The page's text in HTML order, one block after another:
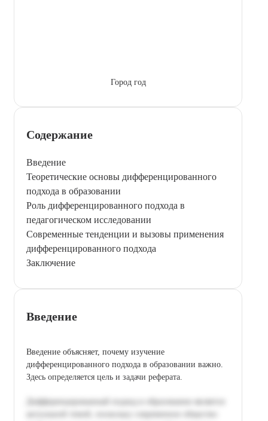
Город год
Содержание
Введение
Теоретические основы дифференцированного
подхода в образовании
Роль дифференцированного подхода в
педагогическом исследовании
Современные тенденции и вызовы применения
дифференцированного подхода
Заключение
Введение
Введение объясняет, почему изучение
дифференцированного подхода в образовании важно.
Здесь определяется цель и задачи реферата.